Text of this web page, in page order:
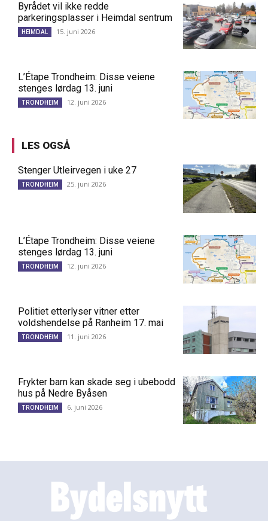
Byrådet vil ikke redde
parkeringsplasser i Heimdal sentrum
HEIMDAL 15. juni 2026
L’Étape Trondheim: Disse veiene
stenges lørdag 13. juni
TRONDHEIM 12. juni 2026
LES OGSÅ
Stenger Utleirvegen i uke 27
TRONDHEIM 25. juni 2026
L’Étape Trondheim: Disse veiene
stenges lørdag 13. juni
TRONDHEIM 12. juni 2026
Politiet etterlyser vitner etter
voldshendelse på Ranheim 17. mai
TRONDHEIM 11. juni 2026
Frykter barn kan skade seg i ubebodd
hus på Nedre Byåsen
TRONDHEIM 6. juni 2026